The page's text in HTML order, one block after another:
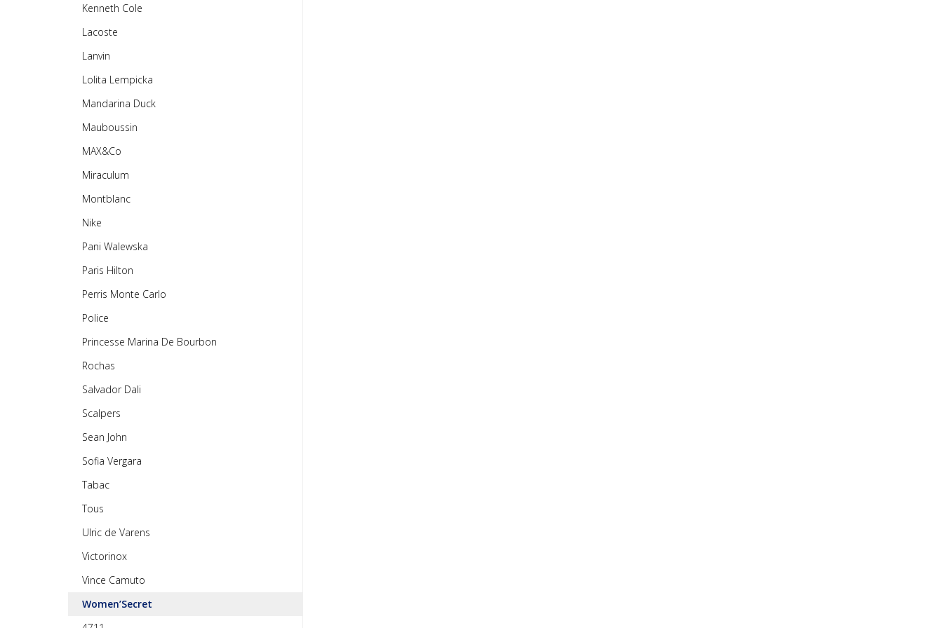
Kenneth Cole
Lacoste
Lanvin
Lolita Lempicka
Mandarina Duck
Mauboussin
MAX&Co
Miraculum
Montblanc
Nike
Pani Walewska
Paris Hilton
Perris Monte Carlo
Police
Princesse Marina De Bourbon
Rochas
Salvador Dali
Scalpers
Sean John
Sofia Vergara
Tabac
Tous
Ulric de Varens
Victorinox
Vince Camuto
Women’Secret